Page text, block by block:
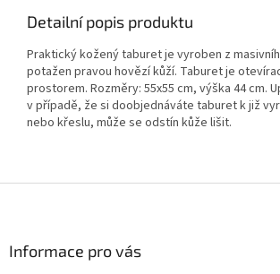
Detailní popis produktu
Praktický kožený taburet je vyroben z
potažen pravou hovězí kůží. Taburet je
prostorem. Rozměry: 55x55 cm, výška 44 cm.
v případě, že si doobjednáváte taburet k již
nebo křeslu, může se odstín kůže lišit.
Informace pro vás